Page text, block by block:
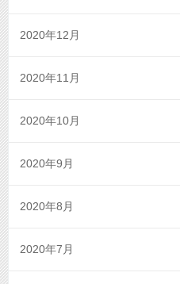
2020年12月
2020年11月
2020年10月
2020年9月
2020年8月
2020年7月